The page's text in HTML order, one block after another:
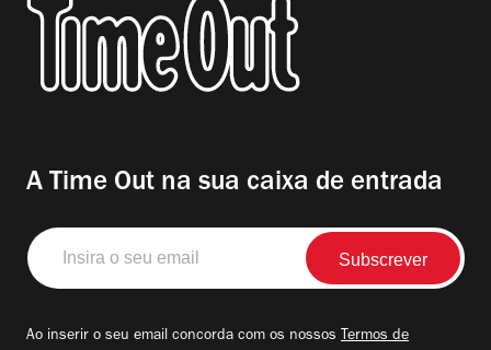
A Time Out na sua caixa de entrada
Insira
o
seu
Ao inserir o seu email concorda com os nossos Termos de